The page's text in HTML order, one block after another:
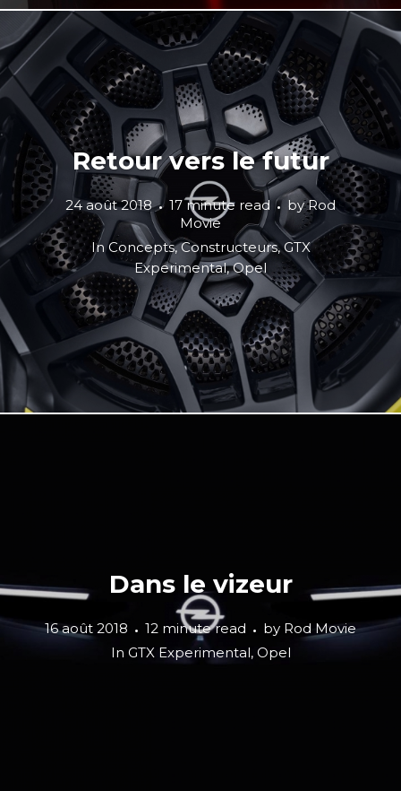
Retour vers le futur
24 août 2018 17 minute read byRod
Movie
InConcepts,Constructeurs,GTX
Experimental,Opel
Dans le vizeur
16 août 2018 12 minute read by Rod Movie
In GTX Experimental, Opel